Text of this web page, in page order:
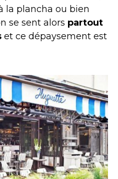
la plancha ou bien
se sent alors partout
et ce dépaysement est